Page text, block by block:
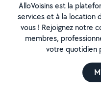
AlloVoisins est la
services et à la location
vous ! Rejoignez notre
membres,
votre quotidien